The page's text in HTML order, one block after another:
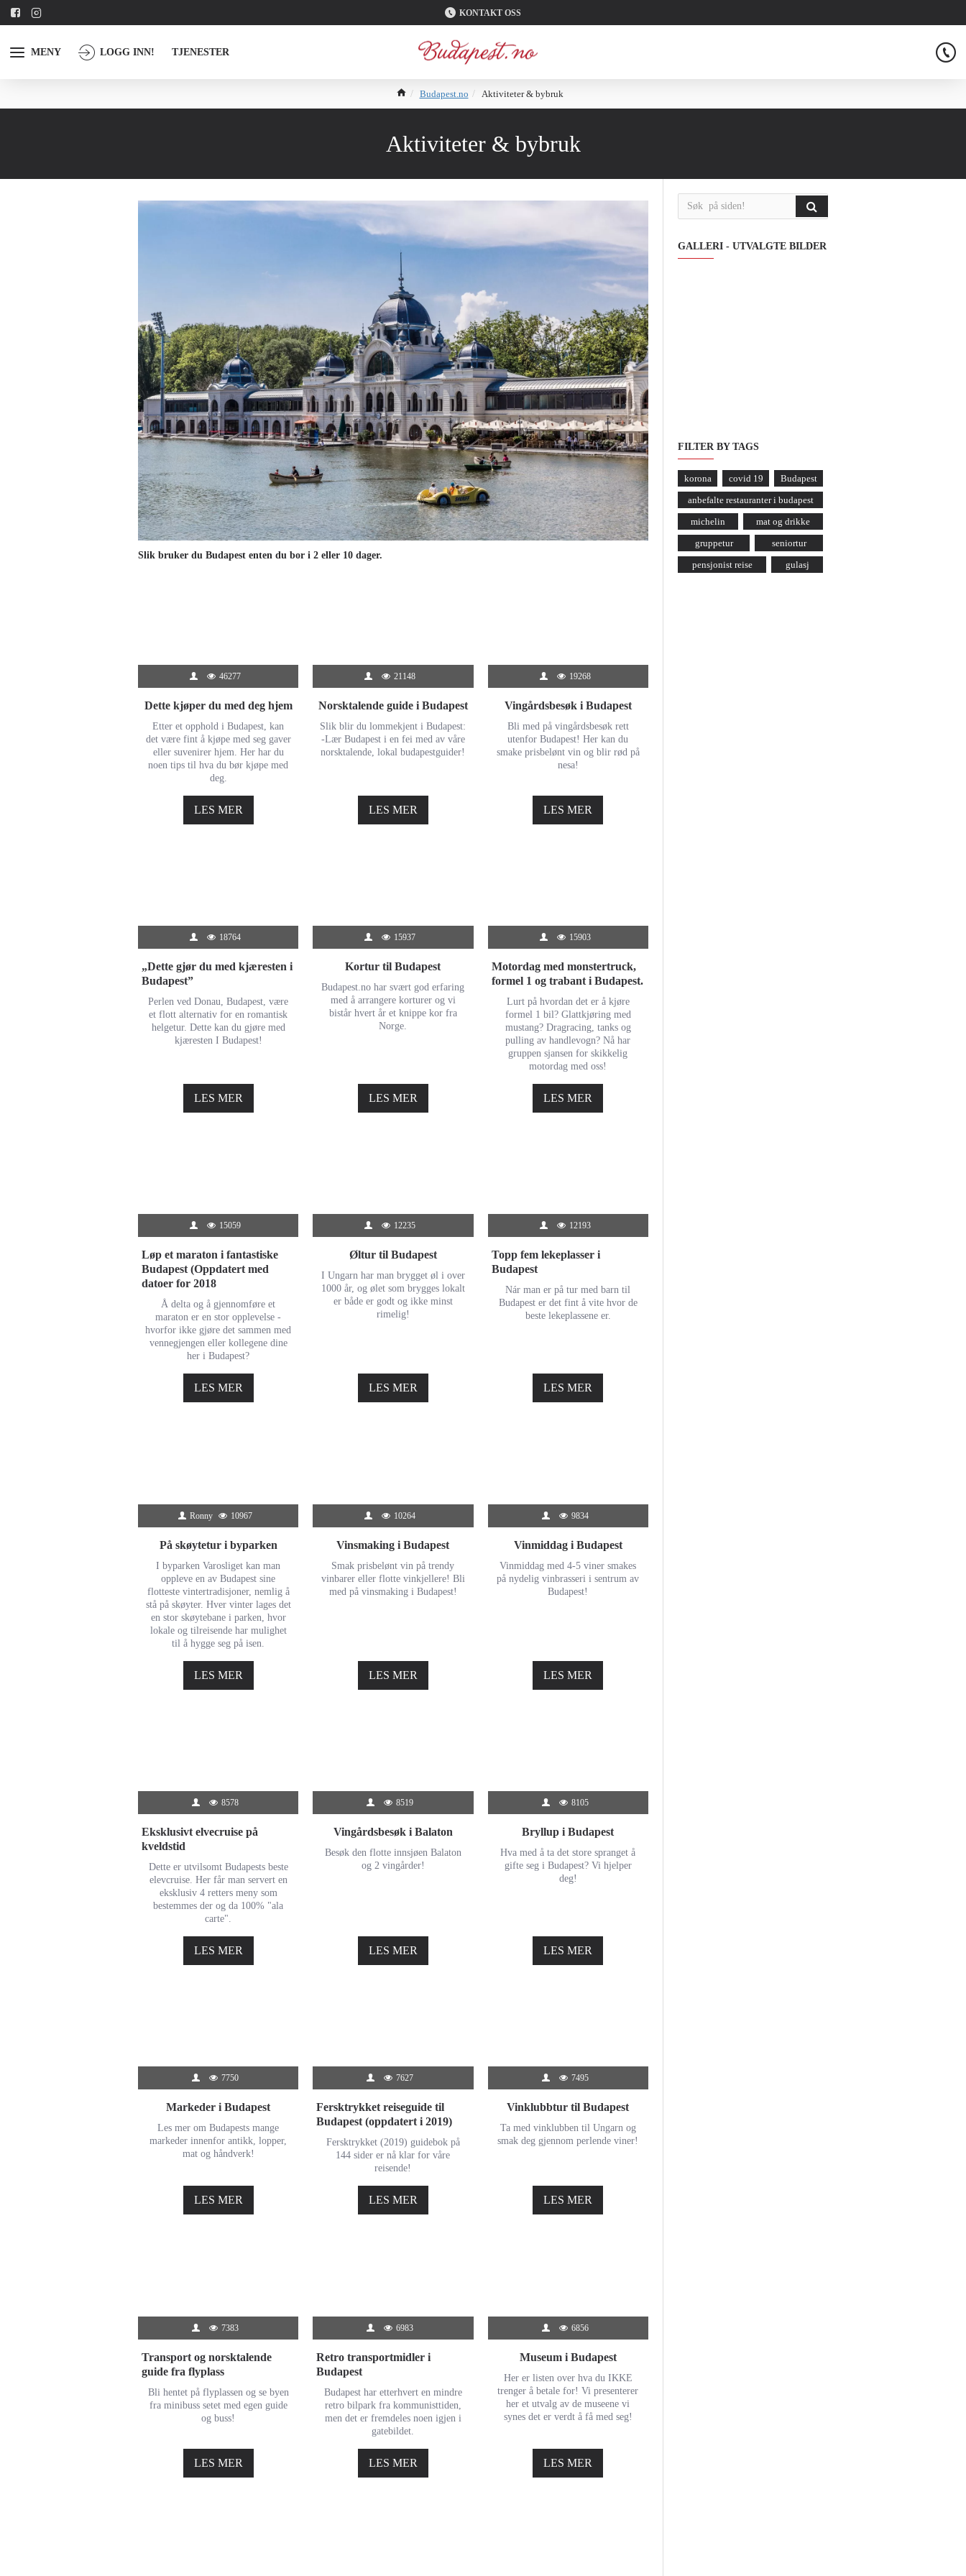
KONTAKT OSS
MENY LOGG INN! TJENESTER
Budapest.no Aktiviteter & bybruk
Aktiviteter & bybruk
Slik bruker du Budapest enten du bor i 2 eller 10 dager.
46277
Dette kjøper du med deg hjem
Etter et opphold i Budapest, kan
det være fint å kjøpe med seg gaver
eller suvenirer hjem. Her har du
noen tips til hva du bør kjøpe med
deg.
LES MER
21148
Norsktalende guide i Budapest
Slik blir du lommekjent i Budapest:
-Lær Budapest i en fei med av våre
norsktalende, lokal budapestguider!
LES MER
19268
Vingårdsbesøk i Budapest
Bli med på vingårdsbesøk rett
utenfor Budapest! Her kan du
smake prisbelønt vin og blir rød på
nesa!
LES MER
18764
„Dette gjør du med kjæresten i
Budapest”
Perlen ved Donau, Budapest, være
et flott alternativ for en romantisk
helgetur. Dette kan du gjøre med
kjæresten I Budapest!
LES MER
15937
Kortur til Budapest
Budapest.no har svært god erfaring
med å arrangere korturer og vi
bistår hvert år et knippe kor fra
Norge.
LES MER
15903
Motordag med monstertruck,
formel 1 og trabant i Budapest.
Lurt på hvordan det er å kjøre
formel 1 bil? Glattkjøring med
mustang? Dragracing, tanks og
pulling av handlevogn? Nå har
gruppen sjansen for skikkelig
motordag med oss!
LES MER
15059
Løp et maraton i fantastiske
Budapest (Oppdatert med
datoer for 2018
Å delta og å gjennomføre et
maraton er en stor opplevelse -
hvorfor ikke gjøre det sammen med
vennegjengen eller kollegene dine
her i Budapest?
LES MER
12235
Øltur til Budapest
I Ungarn har man brygget øl i over
1000 år, og ølet som brygges lokalt
er både er godt og ikke minst
rimelig!
LES MER
12193
Topp fem lekeplasser i
Budapest
Nár man er på tur med barn til
Budapest er det fint å vite hvor de
beste lekeplassene er.
LES MER
Ronny 10967
På skøytetur i byparken
I byparken Varosliget kan man
oppleve en av Budapest sine
flotteste vintertradisjoner, nemlig å
stå på skøyter. Hver vinter lages det
en stor skøytebane i parken, hvor
lokale og tilreisende har mulighet
til å hygge seg på isen.
LES MER
10264
Vinsmaking i Budapest
Smak prisbelønt vin på trendy
vinbarer eller flotte vinkjellere! Bli
med på vinsmaking i Budapest!
LES MER
9834
Vinmiddag i Budapest
Vinmiddag med 4-5 viner smakes
på nydelig vinbrasseri i sentrum av
Budapest!
LES MER
8578
Eksklusivt elvecruise på
kveldstid
Dette er utvilsomt Budapests beste
elevcruise. Her får man servert en
eksklusiv 4 retters meny som
bestemmes der og da 100% "ala
carte".
LES MER
8519
Vingårdsbesøk i Balaton
Besøk den flotte innsjøen Balaton
og 2 vingårder!
LES MER
8105
Bryllup i Budapest
Hva med å ta det store spranget å
gifte seg i Budapest? Vi hjelper
deg!
LES MER
7750
Markeder i Budapest
Les mer om Budapests mange
markeder innenfor antikk, lopper,
mat og håndverk!
LES MER
7627
Fersktrykket reiseguide til
Budapest (oppdatert i 2019)
Fersktrykket (2019) guidebok på
144 sider er nå klar for våre
reisende!
LES MER
7495
Vinklubbtur til Budapest
Ta med vinklubben til Ungarn og
smak deg gjennom perlende viner!
LES MER
7383
Transport og norsktalende
guide fra flyplass
Bli hentet på flyplassen og se byen
fra minibuss setet med egen guide
og buss!
LES MER
6983
Retro transportmidler i
Budapest
Budapest har etterhvert en mindre
retro bilpark fra kommunisttiden,
men det er fremdeles noen igjen i
gatebildet.
LES MER
6856
Museum i Budapest
Her er listen over hva du IKKE
trenger å betale for! Vi presenterer
her et utvalg av de museene vi
synes det er verdt å få med seg!
LES MER
GALLERI - UTVALGTE BILDER
FILTER BY TAGS
korona covid 19
Budapest
anbefalte restauranter i budapest
michelin
mat og drikke
gruppetur
seniortur
pensjonist reise
gulasj